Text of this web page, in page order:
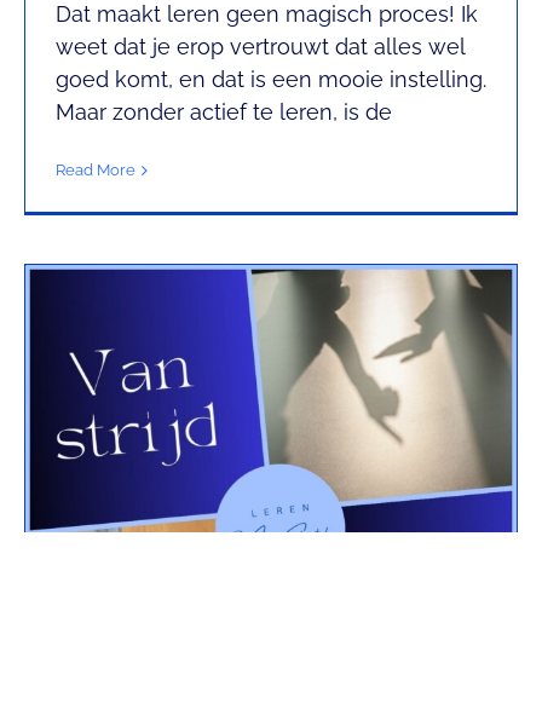
Dat maakt leren geen magisch proces! Ik
weet dat je erop vertrouwt dat alles wel
goed komt, en dat is een mooie instelling.
Maar zonder actief te leren, is de
Read More
Van Strijd naar Zelfstandigheid
Leren met Chantal